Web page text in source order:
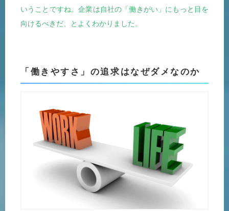
いうことですね。企業は自社の「働きがい」にもっと目を
向けるべきだ、とよくわかりました。
「働きやすさ」の追求はなぜダメなのか